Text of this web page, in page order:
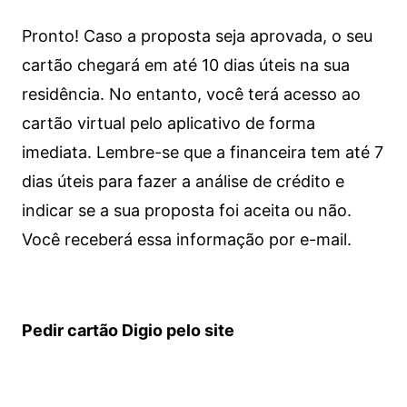
Pronto! Caso a proposta seja aprovada, o seu
cartão chegará em até 10 dias úteis na sua
residência. No entanto, você terá acesso ao
cartão virtual pelo aplicativo de forma
imediata. Lembre-se que a financeira tem até 7
dias úteis para fazer a análise de crédito e
indicar se a sua proposta foi aceita ou não.
Você receberá essa informação por e-mail.
Pedir cartão Digio pelo site